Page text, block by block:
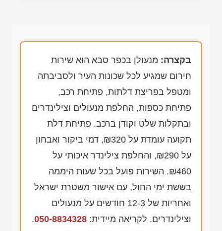
בקצרה: מנעולן בכפר סבא הוא שירות
חירום שמגיע לכל שכונות העיר ולסביבתה
ומטפל בפריצת דלתות, פתיחת רכב,
פתיחת כספות, החלפת מנעולים וצילינדרים
ובתקלות שלט וקודן ברכב. פתיחת דלת
תקועה עומדת על ₪320, דמי ביקור ואבחון
על ₪290, והחלפת צילינדר איכותי על
₪460. השירות פועל בכל שעות היממה
בששת ימי החול, עם אישור משטרת ישראל
ואחריות של 12-3 חודשים על מנעולים
וצילינדרים. לקריאה מיידית: 050-8834328
.